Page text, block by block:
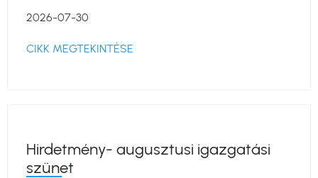
2026-07-30
CIKK MEGTEKINTÉSE
Hirdetmény- augusztusi igazgatási
szünet